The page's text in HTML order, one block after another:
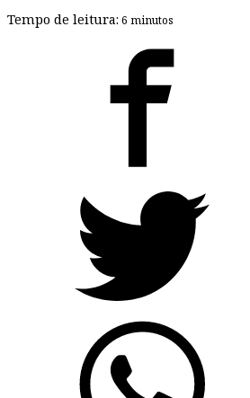
Tempo de leitura: 6 minutos